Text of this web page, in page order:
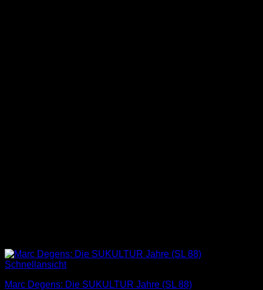
Schnellansicht
Marc Degens: Die SUKULTUR Jahre (SL 88)